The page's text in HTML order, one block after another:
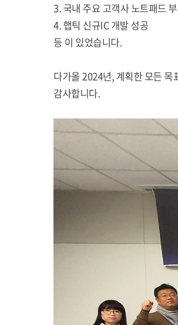
3. 국내 주요 고객사 노트패드
4. 햅틱 신규IC 개발 성공
등 이 있었습니다.
다가올 2024년, 계획한 모든
감사합니다.